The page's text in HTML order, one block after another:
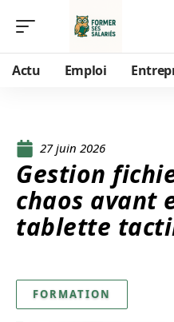
Actu Emploi
27 juin 2026
Gestion
chaos avant
tablette
FORMATION